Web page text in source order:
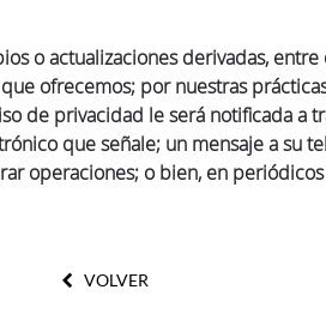
o actualizaciones derivadas,
ofrecemos; por nuestras
de privacidad le será notificada a
que señale; un mensaje a su
operaciones; o bien, en
VOLVER